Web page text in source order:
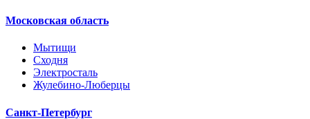
Московская область
Мытищи
Сходня
Электросталь
Жулебино-Люберцы
Санкт-Петербург